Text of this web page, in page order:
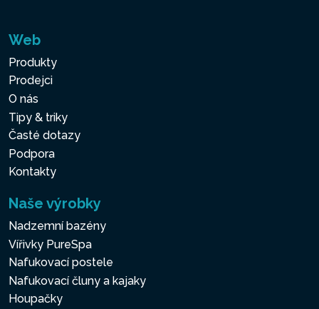
Web
Produkty
Prodejci
O nás
Tipy & triky
Časté dotazy
Podpora
Kontakty
Naše výrobky
Nadzemní bazény
Vířivky PureSpa
Nafukovací postele
Nafukovací čluny a kajaky
Houpačky